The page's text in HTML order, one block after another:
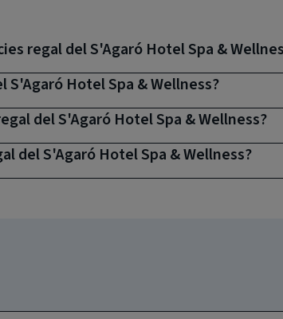
regal del S'Agaró Hotel Spa &
S'Agaró Hotel Spa & Wellness?
del S'Agaró Hotel Spa & Wellness?
del S'Agaró Hotel Spa & Wellness?